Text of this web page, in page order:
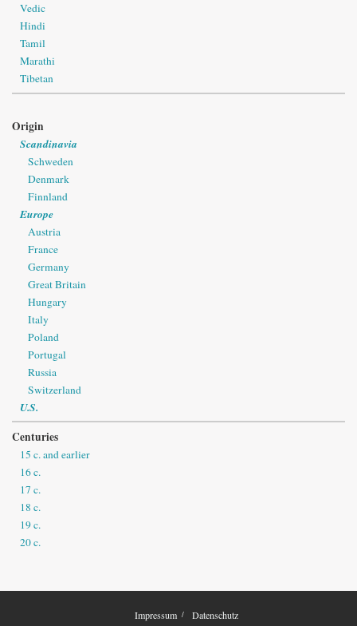
Vedic
Hindi
Tamil
Marathi
Tibetan
Origin
Scandinavia
Schweden
Denmark
Finnland
Europe
Austria
France
Germany
Great Britain
Hungary
Italy
Poland
Portugal
Russia
Switzerland
U.S.
Centuries
15 c. and earlier
16 c.
17 c.
18 c.
19 c.
20 c.
Impressum
Datenschutz